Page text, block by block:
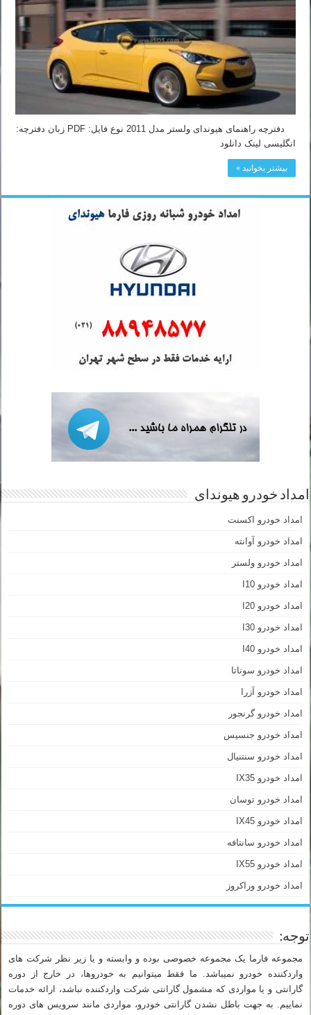
دفترچه راهنمای هیوندای ولستر مدل 2011 نوع فایل: PDF زبان دفترچه:
انگلیسی لینک دانلود
بیشتر بخوانید »
امداد خودرو هیوندای
امداد خودرو اکسنت
امداد خودرو آوانته
امداد خودرو ولستر
امداد خودرو I10
امداد خودرو I20
امداد خودرو I30
امداد خودرو I40
امداد خودرو سوناتا
امداد خودرو آزرا
امداد خودرو گرنجور
امداد خودرو جنسیس
امداد خودرو سنتنیال
امداد خودرو IX35
امداد خودرو توسان
امداد خودرو IX45
امداد خودرو سانتافه
امداد خودرو IX55
امداد خودرو وراکروز
توجه:
مجموعه فارما یک مجموعه خصوصی بوده و وابسته و یا زیر نظر شرکت های
واردکننده خودرو نمیباشد. ما فقط میتوانیم به خودروها، در خارج از دوره
گارانتی و یا مواردی که مشمول گارانتی شرکت واردکننده نباشد، ارائه خدمات
نماییم. به جهت باطل نشدن گارانتی خودرو، مواردی مانند سرویس های دوره